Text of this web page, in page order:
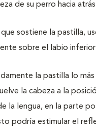
de su perro hacia
sostiene la pastilla,
sobre el labio
la pastilla lo
la cabeza a la
la lengua, en la parte
podría estimular el